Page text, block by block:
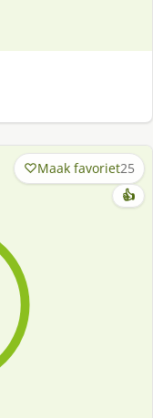
Maak favoriet25
👍